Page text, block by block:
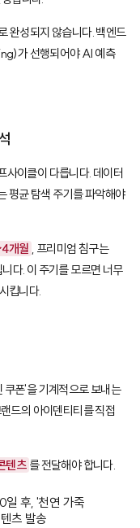
완성되지 않습니다. 백엔드
가 선행되어야 AI 예측
사이클이 다릅니다. 데이터
평균 탐색 주기를 파악해야
개월 , 프리미엄 침구는
다. 이 주기를 모르면 너무
킵니다.
쿠폰'을 기계적으로 보내는
드의 아이덴티티를 직접
텐츠 를 전달해야 합니다.
일 후, '천연 가죽
츠 발송